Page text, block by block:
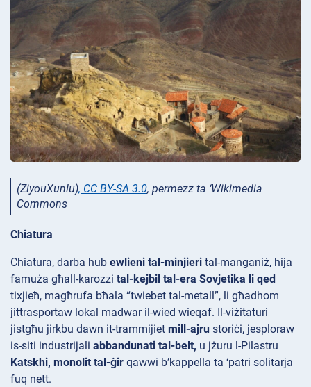
(ZiyouXunlu), CC BY-SA 3.0, permezz ta ‘Wikimedia
Commons
Chiatura
Chiatura, darba hub ewlieni tal-minjieri tal-manganiż, hija
famuża għall-karozzi tal-kejbil tal-era Sovjetika li qed
tixjieħ, magħrufa bħala “twiebet tal-metall”, li għadhom
jittrasportaw lokal madwar il-wied wieqaf. Il-viżitaturi
jistgħu jirkbu dawn it-trammijiet mill-ajru storiċi, jesploraw
is-siti industrijali abbandunati tal-belt, u jżuru l-Pilastru
Katskhi, monolit tal-ġir qawwi b’kappella ta ‘patri solitarja
fuq nett.